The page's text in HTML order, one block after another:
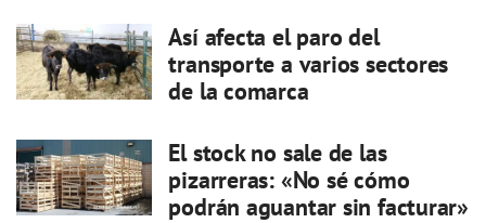
Así afecta el paro del
transporte a varios sectores
de la comarca
El stock no sale de las
pizarreras: «No sé cómo
podrán aguantar sin facturar»